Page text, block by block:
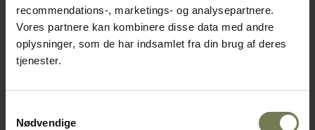
recommendations-, marketings- og analysepartnere.
Vores partnere kan kombinere disse data med andre
oplysninger, som de har indsamlet fra din brug af deres
tjenester.
Nødvendige